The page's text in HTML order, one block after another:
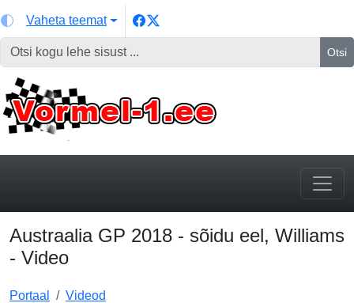
Vaheta teemat
Otsi
Austraalia GP 2018 - sõidu eel, Williams
- Video
Portaal
Videod